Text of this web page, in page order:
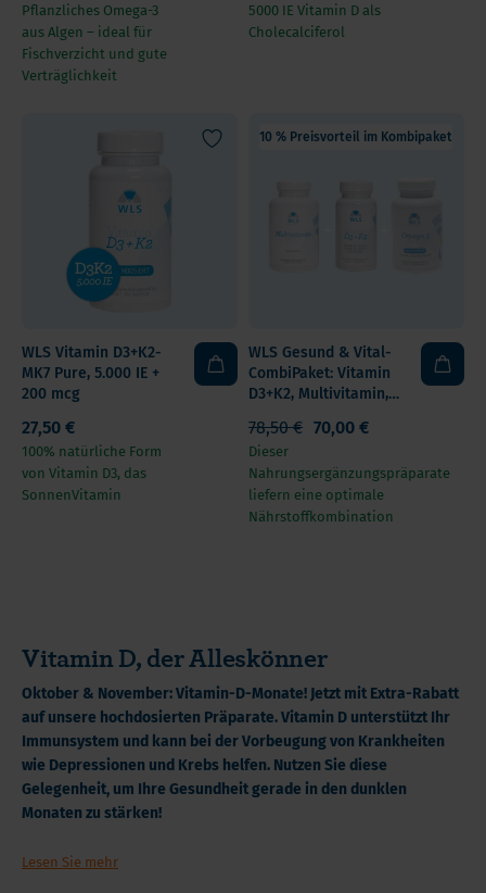
Pflanzliches Omega-3
aus Algen – ideal für
Fischverzicht und gute
Verträglichkeit
5000 IE Vitamin D als
Cholecalciferol
WLS Vitamin D3+K2-
MK7 Pure, 5.000 IE +
200 mcg
27,50 €
100% natürliche Form
von Vitamin D3, das
SonnenVitamin
10 % Preisvorteil im Kombipaket
WLS Gesund & Vital-
CombiPaket: Vitamin
D3+K2, Multivitamin,
70,00 €
78,50 €
Dieser
Nahrungsergänzungspräparate
liefern eine optimale
Nährstoffkombination
Vitamin D, der Alleskönner
Oktober & November: Vitamin-D-Monate! Jetzt mit Extra-Rabatt
auf unsere hochdosierten Präparate. Vitamin D unterstützt Ihr
Immunsystem und kann bei der Vorbeugung von Krankheiten
wie Depressionen und Krebs helfen. Nutzen Sie diese
Gelegenheit, um Ihre Gesundheit gerade in den dunklen
Monaten zu stärken!
Wir kennen alle Vitamin D, das Vitamin, das durch die
Lesen Sie mehr